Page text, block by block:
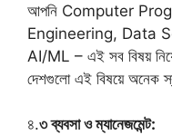
আপনি Computer
Engineering, Data
AI/ML – এই সব বিষয়
দেশগুলো এই বিষয়ে অনেক
৪.৩ ব্যবসা ও ম্যানেজমেন্ট: